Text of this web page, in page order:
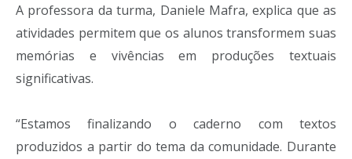
A professora da turma, Daniele Mafra, explica que as
atividades permitem que os alunos transformem suas
memórias e vivências em produções textuais
significativas.
“Estamos finalizando o caderno com textos
produzidos a partir do tema da comunidade. Durante